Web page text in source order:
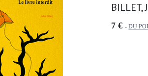
BILLET,
7 € -DU